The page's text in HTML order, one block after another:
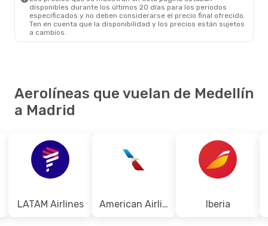
disponibles durante los últimos 20 días para los periodos
especificados y no deben considerarse el precio final ofrecido.
Ten en cuenta que la disponibilidad y los precios están sujetos
a cambios.
Aerolíneas que vuelan de Medellín
a Madrid
LATAM Airlines American Airlines Iberia